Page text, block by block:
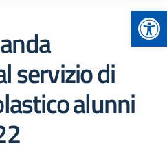
servizio di
alunni